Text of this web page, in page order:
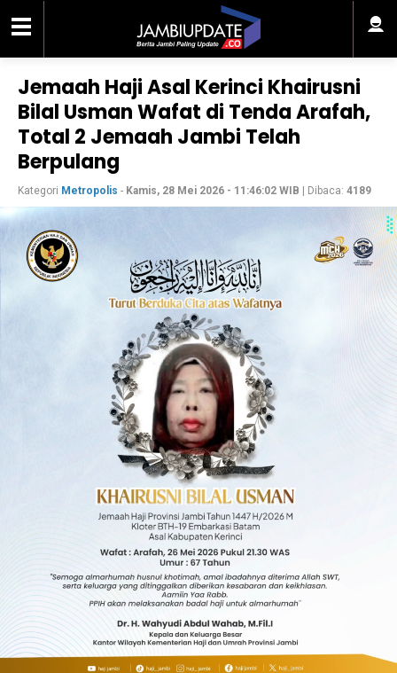
Jemaah Haji Asal Kerinci Khairusni
Bilal Usman Wafat di Tenda Arafah,
Total 2 Jemaah Jambi Telah
Berpulang
Kategori Metropolis - Kamis, 28 Mei 2026 - 11:46:02 WIB | Dibaca: 4189